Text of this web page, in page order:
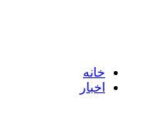
خانه
اخبار